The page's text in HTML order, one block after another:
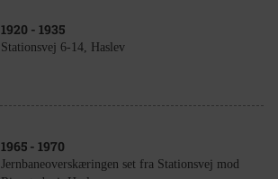
1920 - 1935
Stationsvej 6-14, Haslev
1965 - 1970
Jernbaneoverskæringen set fra Stationsvej mod